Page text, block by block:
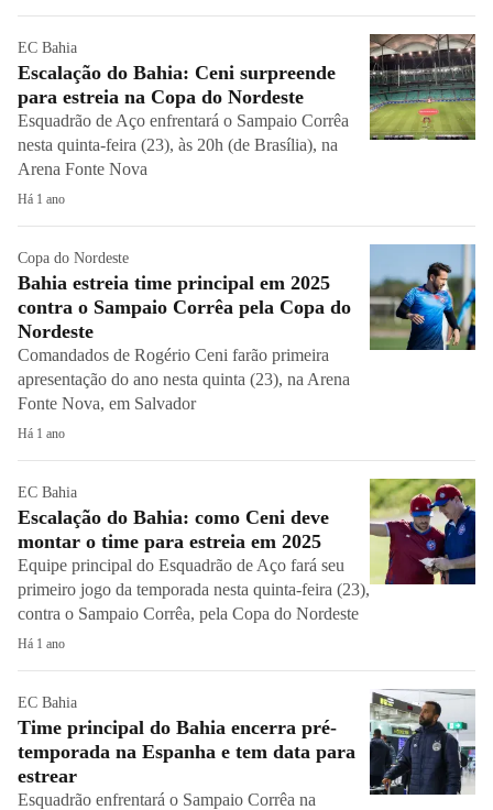
EC Bahia
Escalação do Bahia: Ceni surpreende
para estreia na Copa do Nordeste
Esquadrão de Aço enfrentará o Sampaio Corrêa
nesta quinta-feira (23), às 20h (de Brasília), na
Arena Fonte Nova
Há 1 ano
Copa do Nordeste
Bahia estreia time principal em 2025
contra o Sampaio Corrêa pela Copa do
Nordeste
Comandados de Rogério Ceni farão primeira
apresentação do ano nesta quinta (23), na Arena
Fonte Nova, em Salvador
Há 1 ano
EC Bahia
Escalação do Bahia: como Ceni deve
montar o time para estreia em 2025
Equipe principal do Esquadrão de Aço fará seu
primeiro jogo da temporada nesta quinta-feira (23),
contra o Sampaio Corrêa, pela Copa do Nordeste
Há 1 ano
EC Bahia
Time principal do Bahia encerra pré-
temporada na Espanha e tem data para
estrear
Esquadrão enfrentará o Sampaio Corrêa na